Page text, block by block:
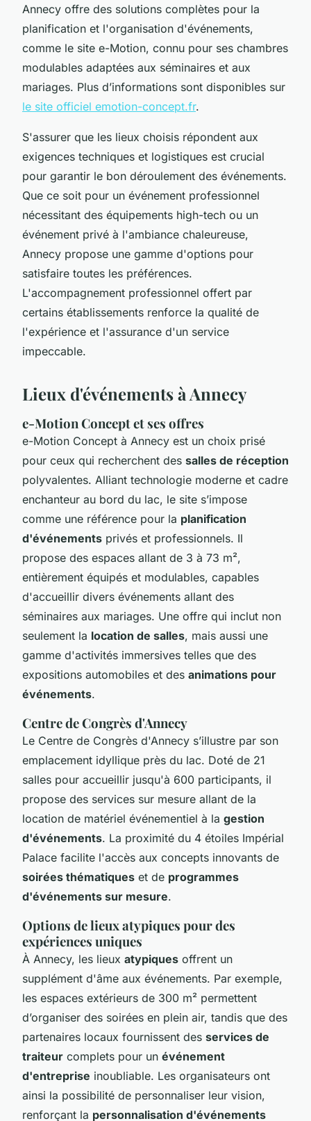
Annecy offre des solutions complètes pour la
planification et l'organisation d'événements,
comme le site e-Motion, connu pour ses chambres
modulables adaptées aux séminaires et aux
mariages. Plus d’informations sont disponibles sur
le site officiel emotion-concept.fr.
S'assurer que les lieux choisis répondent aux
exigences techniques et logistiques est crucial
pour garantir le bon déroulement des événements.
Que ce soit pour un événement professionnel
nécessitant des équipements high-tech ou un
événement privé à l'ambiance chaleureuse,
Annecy propose une gamme d'options pour
satisfaire toutes les préférences.
L'accompagnement professionnel offert par
certains établissements renforce la qualité de
l'expérience et l'assurance d'un service
impeccable.
Lieux d'événements à Annecy
e-Motion Concept et ses offres
e-Motion Concept à Annecy est un choix prisé
pour ceux qui recherchent des salles de réception
polyvalentes. Alliant technologie moderne et cadre
enchanteur au bord du lac, le site s’impose
comme une référence pour la planification
d'événements privés et professionnels. Il
propose des espaces allant de 3 à 73 m²,
entièrement équipés et modulables, capables
d'accueillir divers événements allant des
séminaires aux mariages. Une offre qui inclut non
seulement la location de salles, mais aussi une
gamme d'activités immersives telles que des
expositions automobiles et des animations pour
événements.
Centre de Congrès d'Annecy
Le Centre de Congrès d'Annecy s’illustre par son
emplacement idyllique près du lac. Doté de 21
salles pour accueillir jusqu'à 600 participants, il
propose des services sur mesure allant de la
location de matériel événementiel à la gestion
d'événements. La proximité du 4 étoiles Impérial
Palace facilite l'accès aux concepts innovants de
soirées thématiques et de programmes
d'événements sur mesure.
Options de lieux atypiques pour des
expériences uniques
À Annecy, les lieux atypiques offrent un
supplément d'âme aux événements. Par exemple,
les espaces extérieurs de 300 m² permettent
d’organiser des soirées en plein air, tandis que des
partenaires locaux fournissent des services de
traiteur complets pour un événement
d'entreprise inoubliable. Les organisateurs ont
ainsi la possibilité de personnaliser leur vision,
renforçant la personnalisation d'événements